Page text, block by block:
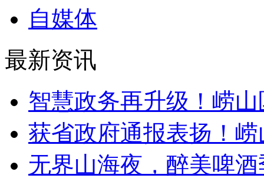
自媒体
最新资讯
智慧政务再升级！崂
获省政府通报表扬！
无界山海夜，醉美啤